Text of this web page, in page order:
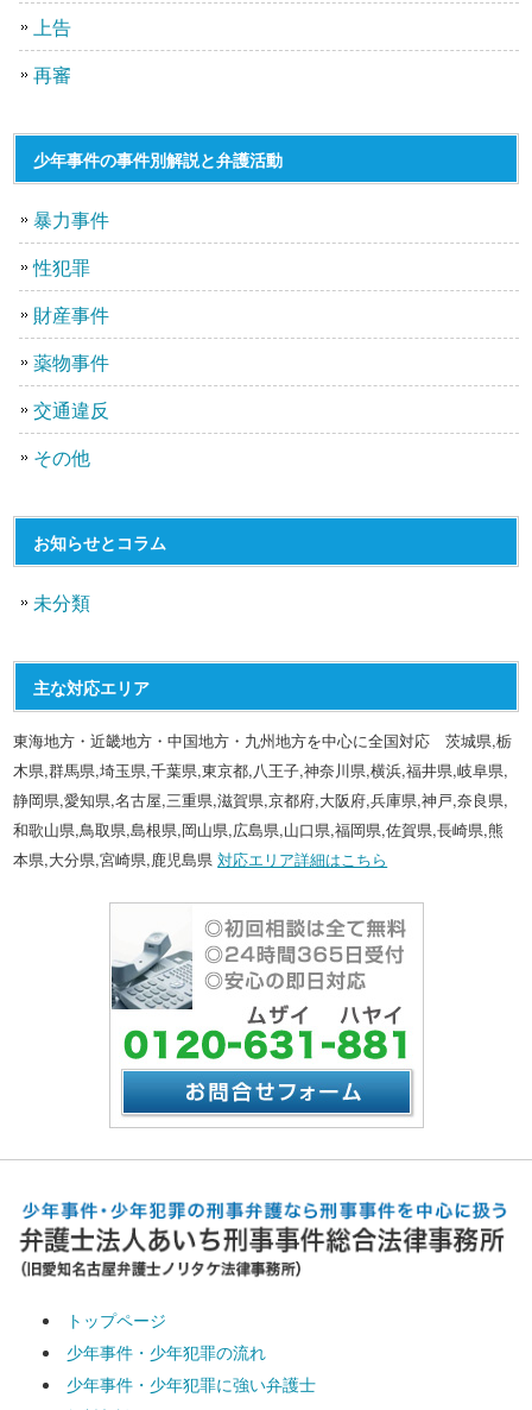
上告
再審
少年事件の事件別解説と弁護活動
暴力事件
性犯罪
財産事件
薬物事件
交通違反
その他
お知らせとコラム
未分類
主な対応エリア
東海地方・近畿地方・中国地方・九州地方を中心に全国対応 茨城県,栃
木県,群馬県,埼玉県,千葉県,東京都,八王子,神奈川県,横浜,福井県,岐阜県,
静岡県,愛知県,名古屋,三重県,滋賀県,京都府,大阪府,兵庫県,神戸,奈良県,
和歌山県,鳥取県,島根県,岡山県,広島県,山口県,福岡県,佐賀県,長崎県,熊
本県,大分県,宮崎県,鹿児島県対応エリア詳細はこちら
トップページ
少年事件・少年犯罪の流れ
少年事件・少年犯罪に強い弁護士